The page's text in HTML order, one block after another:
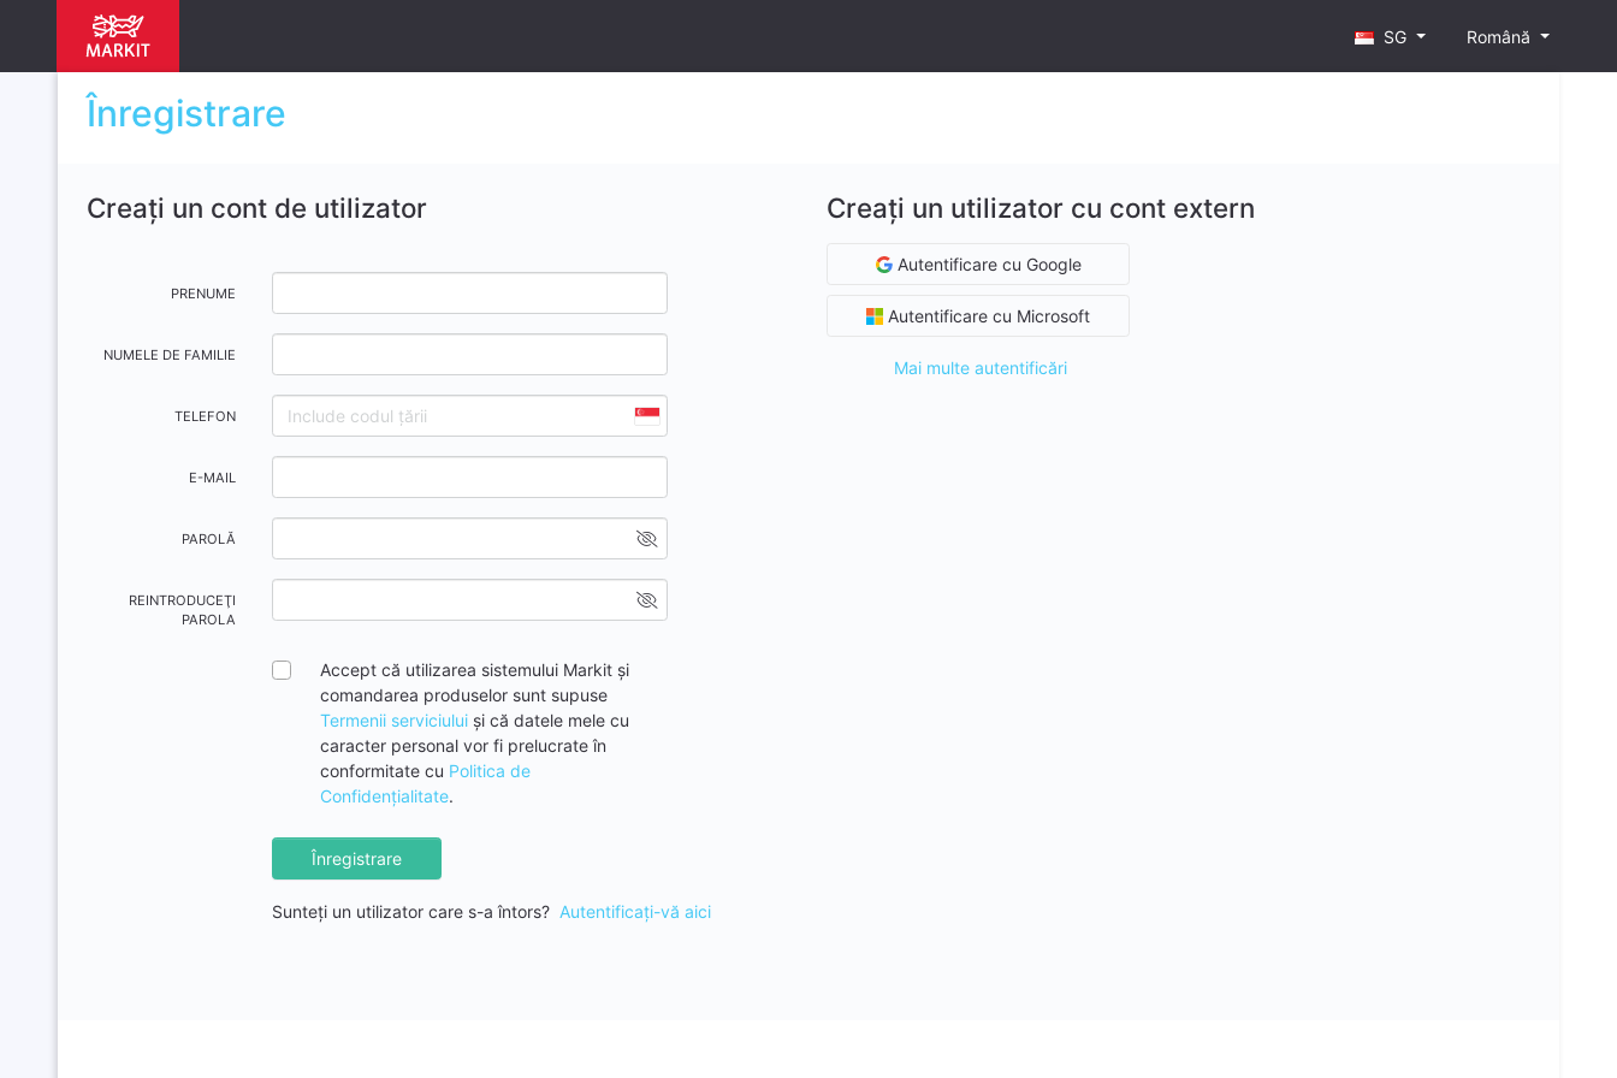
SG Română
Înregistrare
Creaţi un cont de utilizator
PRENUME
NUMELE DE FAMILIE
TELEFON
E-MAIL
PAROLĂ
REINTRODUCEŢI
PAROLA
Accept că utilizarea sistemului Markit și
comandarea produselor sunt supuse
Termenii serviciuluiși că datele mele cu
caracter personal vor fi prelucrate în
conformitate cu Politica de
Confidențialitate.
Înregistrare
Sunteţi un utilizator care s-a întors? Autentificaţi-vă aici
Creați un utilizator cu cont extern
Autentificare cu Google
Autentificare cu Microsoft
Mai multe autentificări